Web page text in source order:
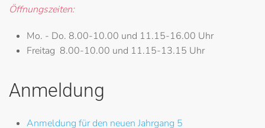
Öffnungszeiten:
Mo. - Do. 8.00-10.00 und 11.15-16.00 Uhr
Freitag 8.00-10.00 und 11.15-13.15 Uhr
Anmeldung
Anmeldung für den neuen Jahrgang 5